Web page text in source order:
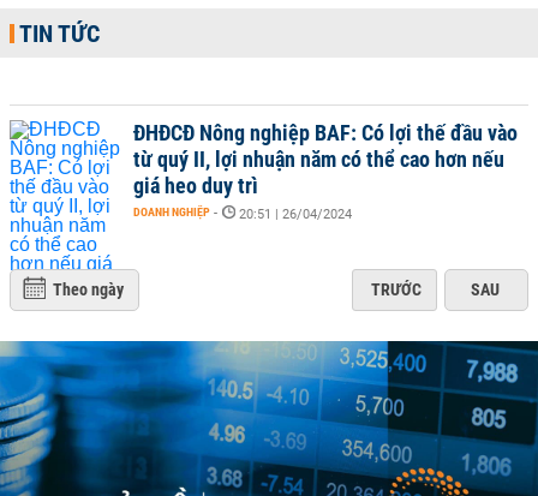
TIN TỨC
ĐHĐCĐ Nông nghiệp BAF: Có lợi thế đầu vào
từ quý II, lợi nhuận năm có thể cao hơn nếu
giá heo duy trì
DOANH NGHIỆP - 20:51 | 26/04/2024
Theo ngày TRƯỚC SAU